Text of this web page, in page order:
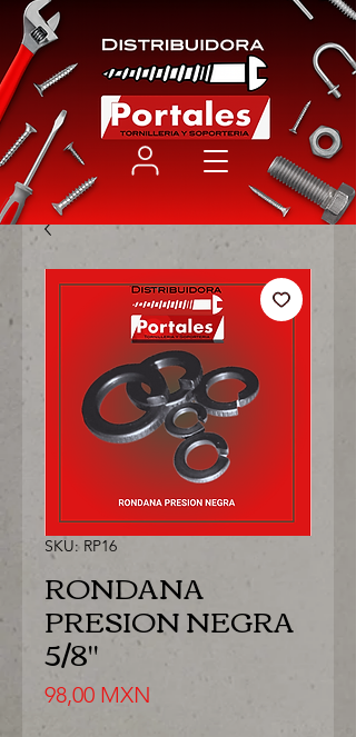
SKU: RP16
RONDANA
PRESION NEGRA
5/8"
98,00 MXN